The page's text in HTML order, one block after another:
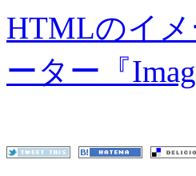
HTMLのイ
ーター『